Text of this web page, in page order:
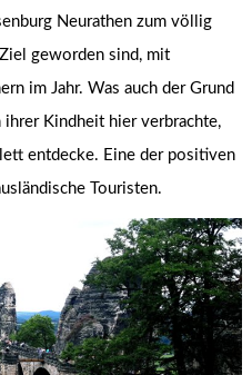
Neurathen zum völlig
geworden sind, mit
im Jahr. Was auch der Grund
Kindheit hier verbrachte,
entdecke. Eine der positiven
Touristen.